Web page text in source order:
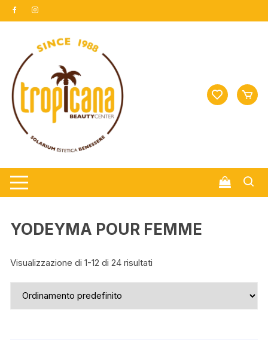
al
YODEYMA POUR FEMME
Visualizzazione di 1-12 di 24 risultati